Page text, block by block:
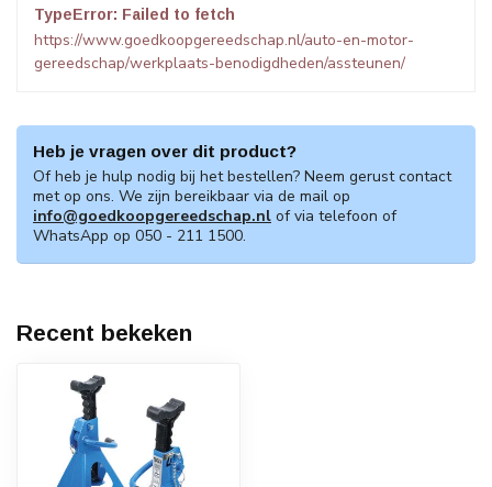
TypeError: Failed to fetch
https://www.goedkoopgereedschap.nl/auto-en-motor-
gereedschap/werkplaats-benodigdheden/assteunen/
Heb je vragen over dit product?
Of heb je hulp nodig bij het bestellen? Neem gerust contact
met op ons. We zijn bereikbaar via de mail op
info@goedkoopgereedschap.nl of via telefoon of
WhatsApp op 050 - 211 1500.
Recent bekeken